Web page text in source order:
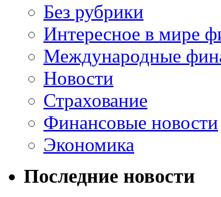
Без рубрики
Интересное в мире
Международные
Новости
Страхование
Финансовые новости
Экономика
Последние новости